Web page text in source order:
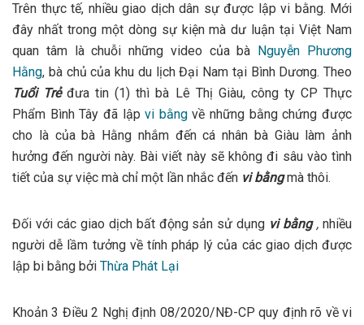
Trên thực tế, nhiều giao dịch dân sự được lập vi bằng. Mới
đây nhất trong một dòng sự kiện mà dư luận tại Việt Nam
quan tâm là chuỗi những video của bà Nguyễn Phương
Hằng, bà chủ của khu du lịch Đại Nam tại Bình Dương. Theo
Tuổi Trẻđưa tin (1) thì bà Lê Thị Giàu, công ty CP Thực
Phẩm Bình Tây đã lậpvi bằngvề những bằng chứng được
cho là của bà Hằng nhắm đến cá nhân bà Giàu làm ảnh
hưởng đến người này. Bài viết này sẽ không đi sâu vào tình
tiết của sự việc mà chỉ một lần nhắc đến vi bằngmà thôi.
Đối với các giao dịch bất động sản sử dụng vi bằng ,nhiều
người dễ lầm tưởng về tính pháp lý của các giao dịch được
lập bi bằng bởi Thừa Phát Lại
Khoản 3 Điều 2 Nghị định 08/2020/NĐ-CP quy định rõ về vi